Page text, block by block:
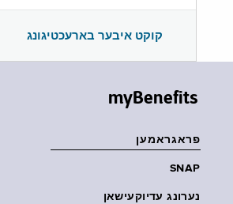
קוקט איבער בארעכטיגונג
myBenefits
פראגראמען
SNAP
נערונג עדיוקעישאן